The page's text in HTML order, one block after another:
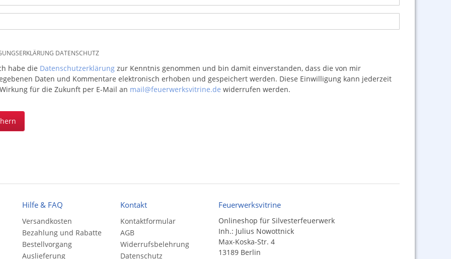
DATENSCHUTZ
habe die Datenschutzerklärungzur Kenntnis genommen und bin damit einverstanden, dass die von mir
Daten und Kommentare elektronisch erhoben und gespeichert werden. Diese Einwilligung kann jederzeit
für die Zukunft per E-Mail an mail@feuerwerksvitrine.de widerrufen werden.
Hilfe & FAQ
Versandkosten
Bezahlung und Rabatte
Bestellvorgang
Auslieferung
Kontakt
Kontaktformular
AGB
Widerrufsbelehrung
Datenschutz
Feuerwerksvitrine
Onlineshop für Silvesterfeuerwerk
Inh.: Julius Nowottnick
Max-Koska-Str. 4
13189 Berlin